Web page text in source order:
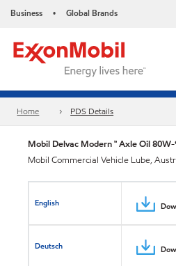
Business • Global Brands
Home PDS Details
Mobil Delvac Modern ™ Axle Oil
Mobil Commercial Vehicle Lube,
English
Deutsch